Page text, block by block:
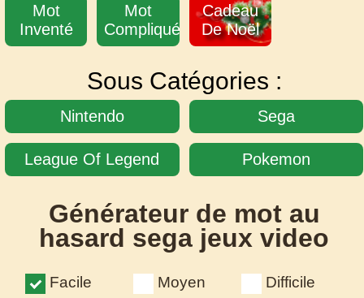
Mot
Inventé
Mot
Compliqué
Cadeau
De Noël
Sous Catégories :
Nintendo Sega
League Of Legend Pokemon
Générateur de mot au
hasard sega jeux video
Facile Moyen Difficile